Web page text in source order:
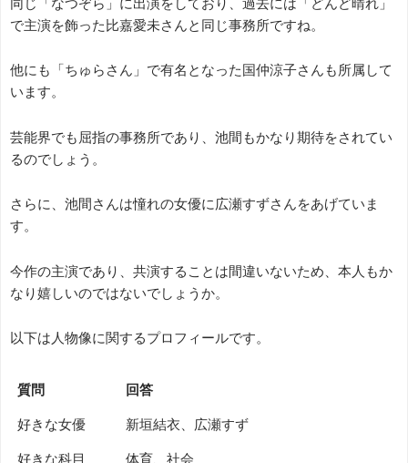
同じ「なつぞら」に出演をしており、過去には「どんど晴れ」
で主演を飾った比嘉愛未さんと同じ事務所ですね。
他にも「ちゅらさん」で有名となった国仲涼子さんも所属して
います。
芸能界でも屈指の事務所であり、池間もかなり期待をされてい
るのでしょう。
さらに、池間さんは憧れの女優に広瀬すずさんをあげていま
す。
今作の主演であり、共演することは間違いないため、本人もか
なり嬉しいのではないでしょうか。
以下は人物像に関するプロフィールです。
質問 回答
好きな女優 新垣結衣、広瀬すず
好きな科目 体育、社会